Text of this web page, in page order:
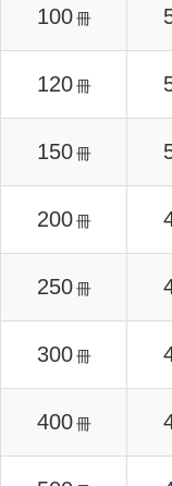
100 冊
120 冊
150 冊
200 冊
250 冊
300 冊
400 冊